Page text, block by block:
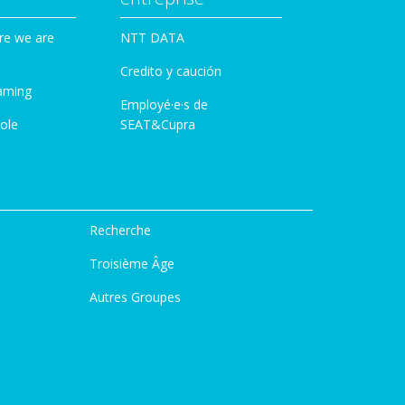
we are
NTT DATA
Credito y caución
Employé·e·s de
SEAT&Cupra
Recherche
Troisième Âge
Autres Groupes